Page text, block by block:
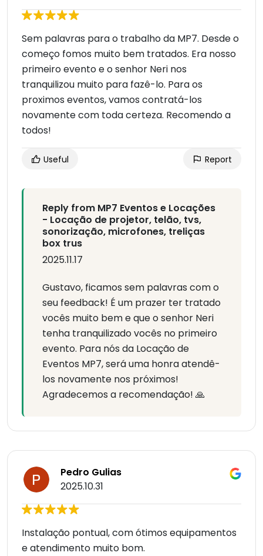
Sem palavras para o trabalho da MP7. Desde o
começo fomos muito bem tratados. Era nosso
primeiro evento e o senhor Neri nos
tranquilizou muito para fazê-lo. Para os
proximos eventos, vamos contratá-los
novamente com toda certeza. Recomendo a
todos!
Useful Report
Reply from MP7 Eventos e Locações
- Locação de projetor, telão, tvs,
sonorização, microfones, treliças
box trus
2025.11.17
Gustavo, ficamos sem palavras com o
seu feedback! É um prazer ter tratado
vocês muito bem e que o senhor Neri
tenha tranquilizado vocês no primeiro
evento. Para nós da Locação de
Eventos MP7, será uma honra atendê-
los novamente nos próximos!
Agradecemos a recomendação! 🙏
Pedro Gulias
2025.10.31
Instalação pontual, com ótimos equipamentos
e atendimento muito bom.